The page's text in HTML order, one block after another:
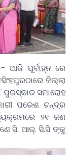
ଆଜି ପୂର୍ବାହ୍ନ ରେ
ଜିଲ୍ଲା
ସମାରୋହ
ପରେଶ ଚନ୍ଦ୍ର
୨୧ ଜଣ
ସି. ଆର୍. ସି.ସି ଙ୍କୁ